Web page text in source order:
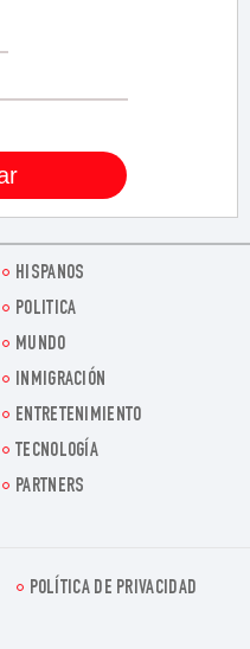
HISPANOS
POLITICA
MUNDO
INMIGRACIÓN
ENTRETENIMIENTO
TECNOLOGÍA
PARTNERS
POLÍTICA DE PRIVACIDAD